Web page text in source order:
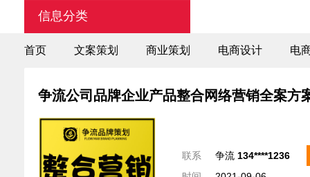
信息分类
首页 文案策划 商业策划 电商设计 电
争流公司品牌企业产品整合网络营销全案方
联系 争流 134****1236